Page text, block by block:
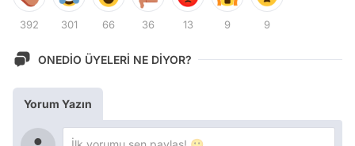
392 301 66 36 13 9 9
ONEDİO ÜYELERİ NE DİYOR?
Yorum Yazın